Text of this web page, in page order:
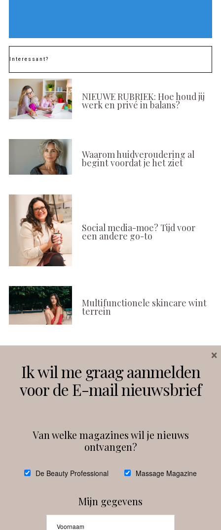
Interessant?
NIEUWE RUBRIEK: Hoe houd jij
werk en privé in balans?
Waarom huidveroudering al
begint voordat je het ziet
Social media-moe? Tijd voor
een andere go-to
Multifunctionele skincare wint
terrein
Instagram Facebook
debeautyprofessional
Ik wil me graag aanmelden
voor de E-mail nieuwsbrief
Van welke magazines wil je nieuws
ontvangen?
De Beauty Professional Massage Magazine
Mijn gegevens
×